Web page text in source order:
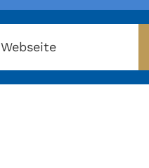
Webseite